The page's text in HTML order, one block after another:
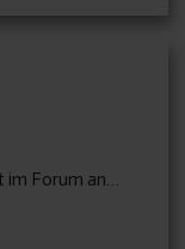
Forum an…